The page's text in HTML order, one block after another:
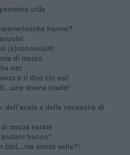
utile
hanno?
(s)conosciuti!
di mezzo
no!
e ti dirò chi sei!
strana triade!
dell’ansia e della necessità di
mezza estate
hanno"
bici…ma senza sella?!